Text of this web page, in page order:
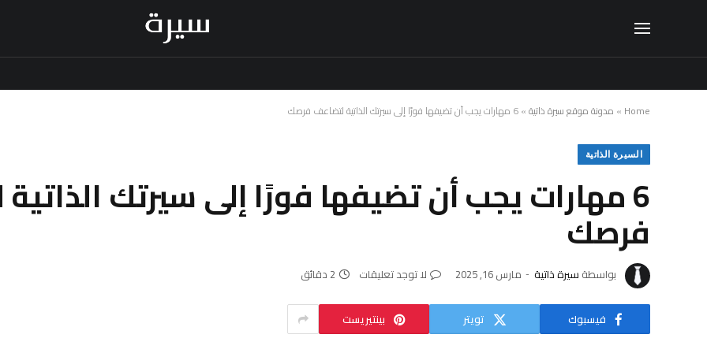
Home
» مدونة موقع سيرة ذاتية»6 مهارات يجب أن تضيفها فورًا إلى سيرتك الذاتية لتضاعف فرصك
السيرة الذاتية
6 مهارات يجب أن تضيفها فورًا إلى سيرتك
فرصك
بواسطة سيرة ذاتية مارس 16, 2025 لا توجد تعليقات 2 دقائق
فيسبوك تويتر بينتيريست